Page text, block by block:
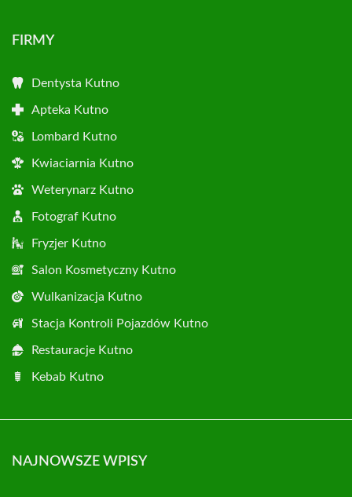
FIRMY
Dentysta Kutno
Apteka Kutno
Lombard Kutno
Kwiaciarnia Kutno
Weterynarz Kutno
Fotograf Kutno
Fryzjer Kutno
Salon Kosmetyczny Kutno
Wulkanizacja Kutno
Stacja Kontroli Pojazdów Kutno
Restauracje Kutno
Kebab Kutno
NAJNOWSZE WPISY